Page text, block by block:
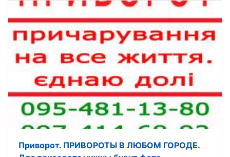
Приворот. ПРИВОРОТЫ В ЛЮБОМ ГОРОДЕ.